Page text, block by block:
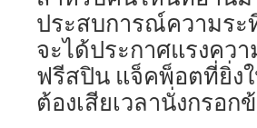
ประสบการณ์ความระ
จะได้ประกาศแรงคว
ฟรีสปิน แจ็คพ็อตที่ยิ่ง
ต้องเสียเวลานั่งกรอ